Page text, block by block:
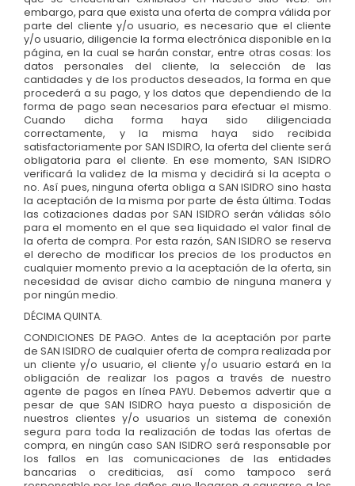
embargo, para que exista una oferta de compra válida por
parte del cliente y/o usuario, es necesario que el cliente
y/o usuario, diligencie la forma electrónica disponible en la
página, en la cual se harán constar, entre otras cosas: los
datos personales del cliente, la selección de las
cantidades y de los productos deseados, la forma en que
procederá a su pago, y los datos que dependiendo de la
forma de pago sean necesarios para efectuar el mismo.
Cuando dicha forma haya sido diligenciada
correctamente, y la misma haya sido recibida
satisfactoriamente por SAN ISDIRO, la oferta del cliente será
obligatoria para el cliente. En ese momento, SAN ISIDRO
verificará la validez de la misma y decidirá si la acepta o
no. Así pues, ninguna oferta obliga a SAN ISIDRO sino hasta
la aceptación de la misma por parte de ésta última. Todas
las cotizaciones dadas por SAN ISIDRO serán válidas sólo
para el momento en el que sea liquidado el valor final de
la oferta de compra. Por esta razón, SAN ISIDRO se reserva
el derecho de modificar los precios de los productos en
cualquier momento previo a la aceptación de la oferta, sin
necesidad de avisar dicho cambio de ninguna manera y
por ningún medio.
DÉCIMA QUINTA.
CONDICIONES DE PAGO. Antes de la aceptación por parte
de SAN ISIDRO de cualquier oferta de compra realizada por
un cliente y/o usuario, el cliente y/o usuario estará en la
obligación de realizar los pagos a través de nuestro
agente de pagos en línea PAYU. Debemos advertir que a
pesar de que SAN ISIDRO haya puesto a disposición de
nuestros clientes y/o usuarios un sistema de conexión
segura para toda la realización de todas las ofertas de
compra, en ningún caso SAN ISIDRO será responsable por
los fallos en las comunicaciones de las entidades
bancarias o crediticias, así como tampoco será